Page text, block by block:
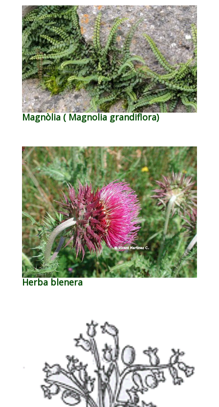
Magnòlia ( Magnolia grandiflora)
Herba blenera